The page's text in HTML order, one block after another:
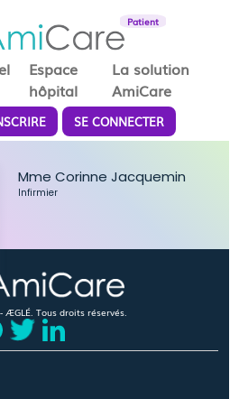
Patient
Espace
hôpital
La solution
AmiCare
SE CONNECTER
Mme Corinne Jacquemin
Infirmier
ÆGLÉ. Tous droits réservés.